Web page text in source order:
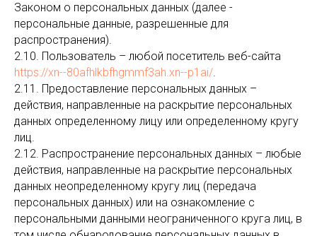
Законом о персональных данных (далее -
персональные данные, разрешенные для
распространения).
2.10. Пользователь – любой посетитель веб-сайта
https://xn--80afhlkbfhgmmf3ah.xn--p1ai/.
2.11. Предоставление персональных данных –
действия, направленные на раскрытие персональных
данных определенному лицу или определенному кругу
лиц.
2.12. Распространение персональных данных – любые
действия, направленные на раскрытие персональных
данных неопределенному кругу лиц (передача
персональных данных) или на ознакомление с
персональными данными неограниченного круга лиц, в